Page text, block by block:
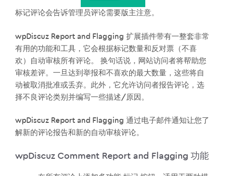
标记评论会告诉管理员评论需要版主注意。
wpDiscuz Report and Flagging 扩展插件带有一整套非常
有用的功能和工具，它会根据标记数量和反对票（不喜
欢）自动审核所有评论。 换句话说，网站访问者将帮助您
审核差评。一旦达到举报和不喜欢的最大数量，这些将自
动被取消批准或丢弃。此外，它允许访问者报告评论，选
择不良评论类别并编写一些描述/原因。
wpDiscuz Report and Flagging 通过电子邮件通知让您了
解新的评论报告和新的自动审核评论。
wpDiscuz Comment Report and Flagging 功能